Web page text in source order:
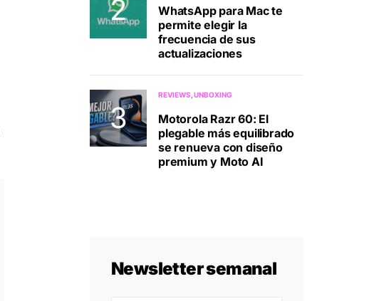
WhatsApp para Mac te
permite elegir la
frecuencia de sus
actualizaciones
REVIEWS UNBOXING
Motorola Razr 60: El
plegable más equilibrado
se renueva con diseño
premium y Moto AI
Newsletter semanal